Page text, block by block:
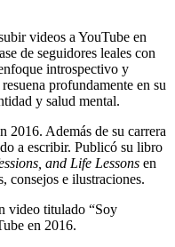
videos a YouTube en
de seguidores leales con
introspectivo y
profundamente en su
y salud mental.
2016. Además de su carrera
a escribir. Publicó su libro
and Life Lessons en
consejos e ilustraciones.
video titulado “Soy
en 2016.